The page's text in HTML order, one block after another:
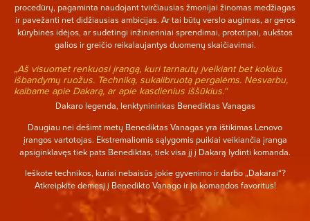
procedūrų, pagaminta naudojant tvirčiausias žmonijai žinomas medžiagas
ir pavežanti net didžiausias ambicijas. Ar tai būtų verslo augimas, ar geros
kūrybinės idėjos, ar sudėtingi inžinieriniai sprendimai, prototipai, aukštos
galios ir greičio reikalaujantys duomenų skaičiavimai.
„Aš visuomet renkuosi įrangą, kuri tarnautų įveikiant bet kokius
išbandymų ruožus. Techniką, sukalibruotą pergalėms. Nesvarbu,
kalbame apie Dakarą, ar apie kasdienius iššūkius.“
Dakaro legenda, lenktynininkas Benediktas Vanagas
Daugiau nei dešimt metų Benediktas Vanagas yra ištikimas Lenovo
įrangos vartotojas. Ekstremaliomis sąlygomis puikiai veikiančia įranga
apsiginklavęs tiek pats Benediktas, tiek visa jį į Dakarą lydinti komanda.
Ieškote technikos, kuriai nebaisūs jokie gyvenimo ir darbo „Dakarai“?
Atkreipkite dėmesį į Benedikto Vanago ir jo komandos favoritus!